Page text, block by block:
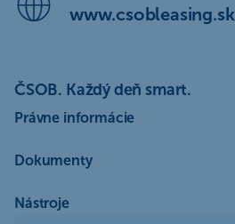
www.csobleasing.sk
ČSOB. Každý deň smart.
Právne informácie
Dokumenty
Nástroje